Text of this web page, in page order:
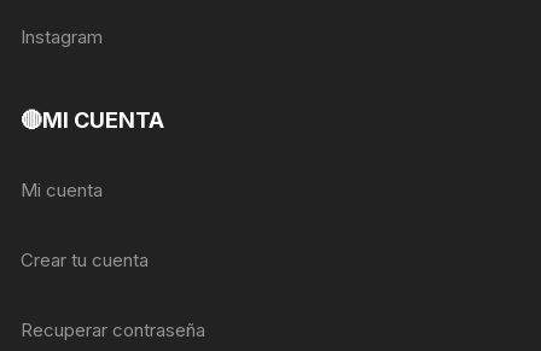
Instagram
🔴MI CUENTA
Mi cuenta
Crear tu cuenta
Recuperar contraseña